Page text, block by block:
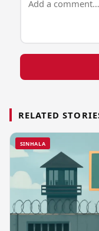
RELATED
SINHALA